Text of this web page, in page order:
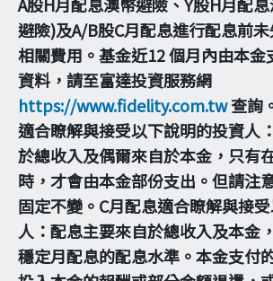
避險)及A/B股C月配息進行配息前
相關費用。基金近12 個月內由本金
資料，請至富達投資服務網
https://www.fidelity.com.tw查詢
適合瞭解與接受以下說明的投資人
於總收入及偶爾來自於本金，只有
時，才會由本金部份支出。但請注
固定不變。C月配息適合瞭解與接
人：配息主要來自於總收入及本金
穩定月配息的配息水準。本金支付